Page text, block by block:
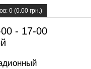
0 (0.00 грн.)
- 17-00